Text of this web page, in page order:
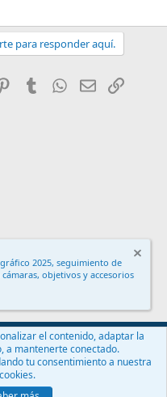
para responder aquí.
PinterestTumblr WhatsApp
EmailEnlace
de privacidad
Ayuda
2025, seguimiento de
objetivos y accesorios
el contenido, adaptar la
a mantenerte conectado.
tu consentimiento a nuestra